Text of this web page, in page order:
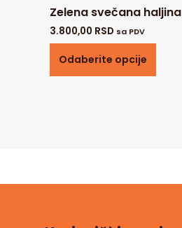
Zelena svečana haljina
3.800,00 RSD sa PDV
Odaberite opcije